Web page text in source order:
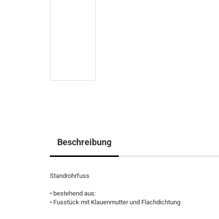
Beschreibung
Standrohrfuss
• bestehend aus:
• Fusstück mit Klauenmutter und Flachdichtung